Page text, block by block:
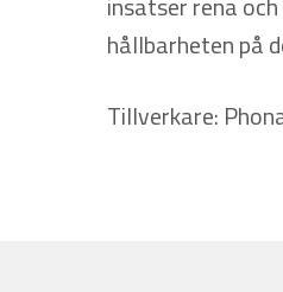
hållbarheten på
Tillverkare: